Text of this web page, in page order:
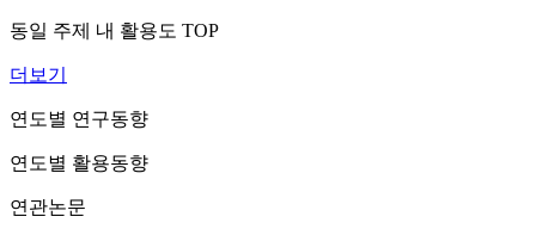
동일 주제 내 활용도 TOP
더보기
연도별 연구동향
연도별 활용동향
연관논문